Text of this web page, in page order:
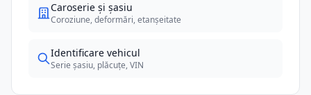
Caroserie și șasiu
Coroziune, deformări, etanșeitate
Identificare vehicul
Serie șasiu, plăcuțe, VIN